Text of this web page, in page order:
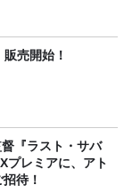
売開始！
『ラスト・サバ
プレミアに、アト
待！